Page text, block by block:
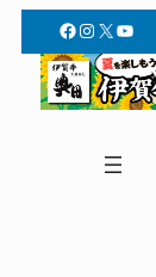
Facebook
Instagram
X